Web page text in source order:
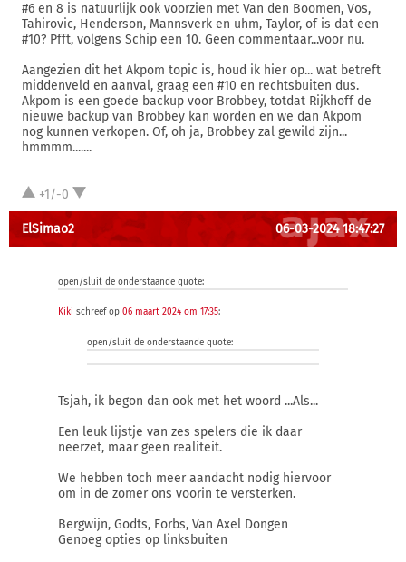
#6 en 8 is natuurlijk ook voorzien met Van den Boomen, Vos,
Tahirovic, Henderson, Mannsverk en uhm, Taylor, of is dat een
#10? Pfft, volgens Schip een 10. Geen commentaar...voor nu.
Aangezien dit het Akpom topic is, houd ik hier op... wat betreft
middenveld en aanval, graag een #10 en rechtsbuiten dus.
Akpom is een goede backup voor Brobbey, totdat Rijkhoff de
nieuwe backup van Brobbey kan worden en we dan Akpom
nog kunnen verkopen. Of, oh ja, Brobbey zal gewild zijn...
hmmmm.......
+1/-0
ElSimao2 06-03-2024 18:47:27
open/sluit de onderstaande quote:
Kiki schreef op 06 maart 2024 om 17:35:
open/sluit de onderstaande quote:
Tsjah, ik begon dan ook met het woord ...Als...
Een leuk lijstje van zes spelers die ik daar
neerzet, maar geen realiteit.
We hebben toch meer aandacht nodig hiervoor
om in de zomer ons voorin te versterken.
Bergwijn, Godts, Forbs, Van Axel Dongen
Genoeg opties op linksbuiten